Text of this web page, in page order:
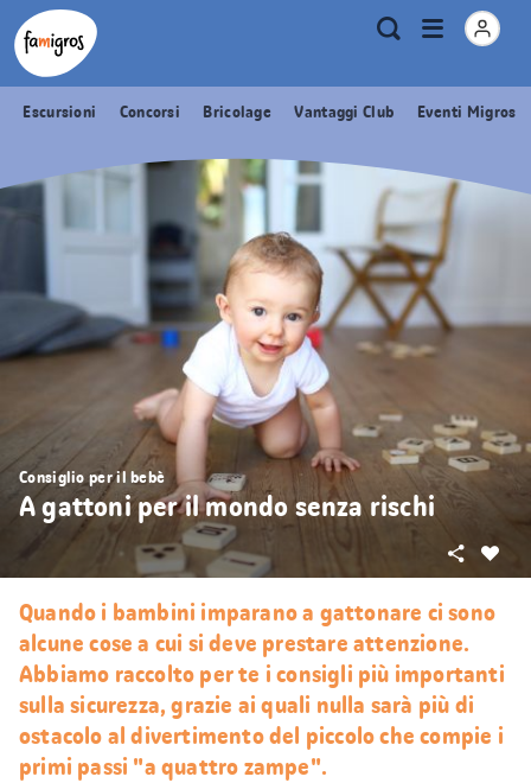
Navigazione
segnalibri
Header
Logo Metanavigazione
Ricerca
Apri
menu
Escursioni Concorsi Bricolage Vantaggi Club Eventi Migros
Consiglio per il bebè
A gattoni per il mondo senza rischi
Condividi
Quando i bambini imparano a gattonare ci sono
alcune cose a cui si deve prestare attenzione.
Abbiamo raccolto per te i consigli più importanti
sulla sicurezza, grazie ai quali nulla sarà più di
ostacolo al divertimento del piccolo che compie i
primi passi "a quattro zampe".